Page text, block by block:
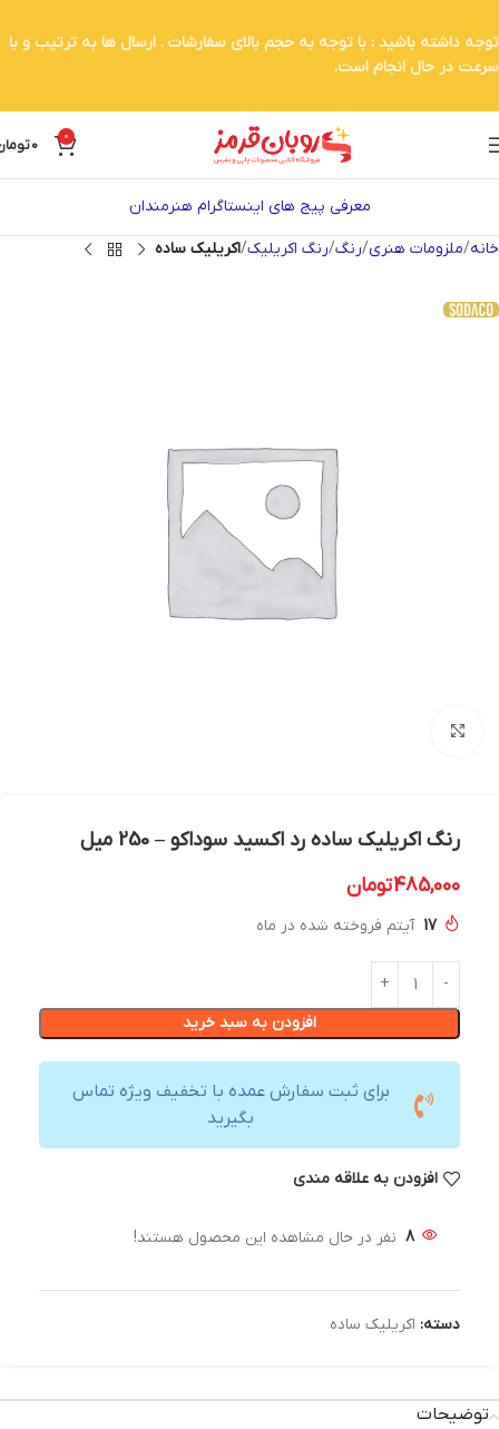
0
0
معرفی پیج های اینستاگرام هنرمندان
خانه ملزومات هنری رنگ رنگ اکریلیک اکریلیک ساده
رنگ اکریلیک ساده رد اکسید سوداکو – 250 میل
485,000تومان
17 آیتم فروخته شده در ماه
افزودن به سبد خرید
برای ثبت سفارش عمده با تخفیف ویژه تماس
بگیرید
افزودن به علاقه مندی
8 نفر در حال مشاهده این محصول هستند!
دسته: اکریلیک ساده
توضیحات
توجه داشته باشید : با توجه به حجم بالای سفارشات . ارسال ها به ترتیب و با
سرعت در حال انجام است.